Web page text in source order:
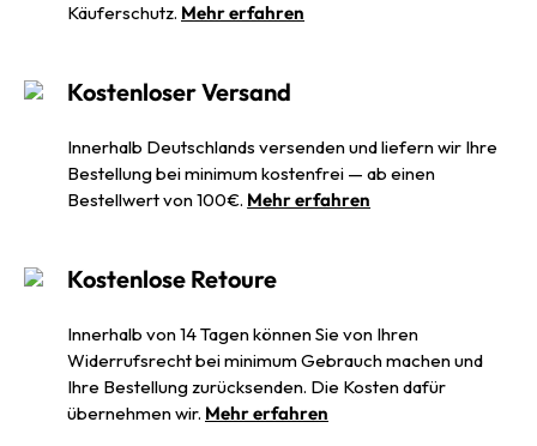
Käuferschutz. Mehr erfahren
Kostenloser Versand
Innerhalb Deutschlands versenden und liefern wir Ihre
Bestellung bei minimum kostenfrei — ab einen
Bestellwert von 100€. Mehr erfahren
Kostenlose Retoure
Innerhalb von 14 Tagen können Sie von Ihren
Widerrufsrecht bei minimum Gebrauch machen und
Ihre Bestellung zurücksenden. Die Kosten dafür
übernehmen wir. Mehr erfahren